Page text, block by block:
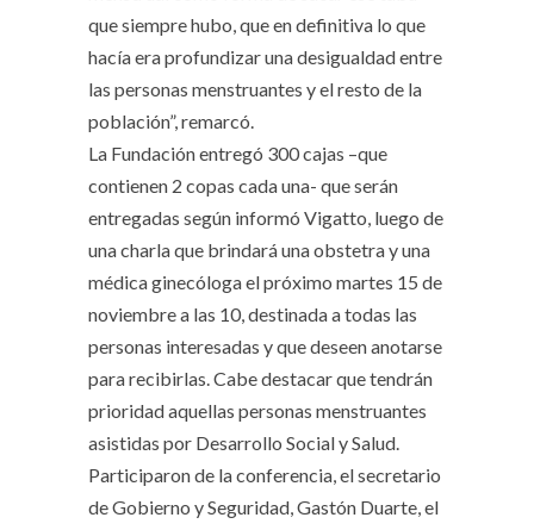
que siempre hubo, que en definitiva lo que
hacía era profundizar una desigualdad entre
las personas menstruantes y el resto de la
población”, remarcó.
La Fundación entregó 300 cajas –que
contienen 2 copas cada una- que serán
entregadas según informó Vigatto, luego de
una charla que brindará una obstetra y una
médica ginecóloga el próximo martes 15 de
noviembre a las 10, destinada a todas las
personas interesadas y que deseen anotarse
para recibirlas. Cabe destacar que tendrán
prioridad aquellas personas menstruantes
asistidas por Desarrollo Social y Salud.
Participaron de la conferencia, el secretario
de Gobierno y Seguridad, Gastón Duarte, el